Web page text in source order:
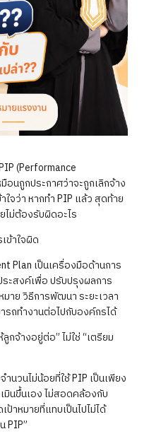
(Performance
นถูกประกาศว่าจะถูกเลิกจ้าง
ใจว่า หากทำ PIP แล้ว สุดท้าย
ไม่ต้องรับผิดอะไร
ข้าใจผิด
Plan เป็นเครื่องมือด้านการ
ะสงค์เพื่อ ปรับปรุงผลการ
าย วิธีการพัฒนา ระยะเวลา
รถทำงานต่อไปกับองค์กรได้
กจ้างอยู่ต่อ” ไม่ใช่ “เตรียม
นวนไม่น้อยที่ใช้ PIP เป็นเพียง
มินขึ้นเอง ไม่สอดคล้องกับ
าหมายที่แทบเป็นไปไม่ได้
PIP”